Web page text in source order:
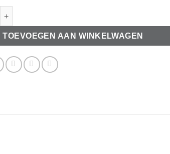
Zoet rood roze aantal
TOEVOEGEN AAN WINKELWAGEN